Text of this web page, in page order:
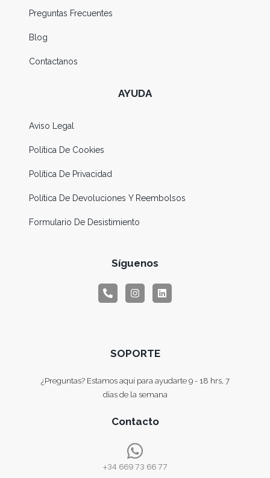
Preguntas Frecuentes
Blog
Contactanos
AYUDA
Aviso Legal
Política De Cookies
Política De Privacidad
Política De Devoluciones Y Reembolsos
Formulario De Desistimiento
Síguenos
SOPORTE
¿Preguntas? Estamos aquí para ayudarte 9 - 18 hrs, 7
días de la semana
Contacto
+34 669 73 66 77